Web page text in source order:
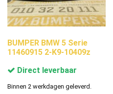
BUMPER BMW 5 Serie
11460915 2-K9-10409z
Direct leverbaar
Binnen 2 werkdagen geleverd.